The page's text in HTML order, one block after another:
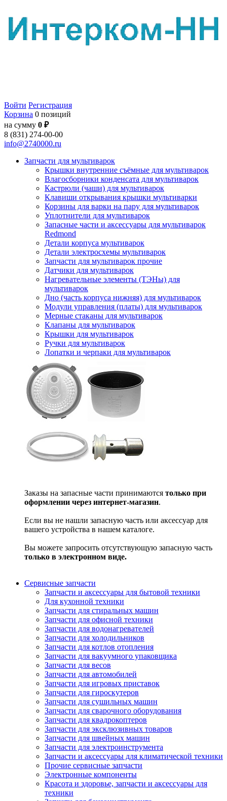
Войти Регистрация
Корзина 0 позиций
на сумму 0 ₽
8 (831) 274-00-00
info@2740000.ru
Запчасти для мультиварок
Крышки внутренние съёмные для мультиварок
Влагосборники конденсата для мультиварок
Кастрюли (чаши) для мультиварок
Клавиши открывания крышки мультиварки
Корзины для варки на пару для мультиварок
Уплотнители для мультиварок
Запасные части и аксессуары для мультиварок
Redmond
Детали корпуса мультиварок
Детали электросхемы мультиварок
Запчасти для мультиварок прочие
Датчики для мультиварок
Нагревательные элементы (ТЭНы) для
мультиварок
Дно (часть корпуса нижняя) для мультиварок
Модули управления (платы) для мультиварок
Мерные стаканы для мультиварок
Клапаны для мультиварок
Крышки для мультиварок
Ручки для мультиварок
Лопатки и черпаки для мультиварок
Заказы на запасные части принимаются только при
оформлении через интернет-магазин.
Если вы не нашли запасную часть или аксессуар для
вашего устройства в нашем каталоге.
Вы можете запросить отсутствующую запасную часть
только в электронном виде.
Сервисные запчасти
Запчасти и аксессуары для бытовой техники
Для кухонной техники
Запчасти для стиральных машин
Запчасти для офисной техники
Запчасти для водонагревателей
Запчасти для холодильников
Запчасти для котлов отопления
Запчасти для вакуумного упаковщика
Запчасти для весов
Запчасти для автомобилей
Запчасти для игровых приставок
Запчасти для гироскутеров
Запчасти для сушильных машин
Запчасти для сварочного оборудования
Запчасти для квадрокоптеров
Запчасти для эксклюзивных товаров
Запчасти для швейных машин
Запчасти для электроинструмента
Запчасти и аксессуары для климатической техники
Прочие сервисные запчасти
Электронные компоненты
Красота и здоровье, запчасти и аксессуары для
техники